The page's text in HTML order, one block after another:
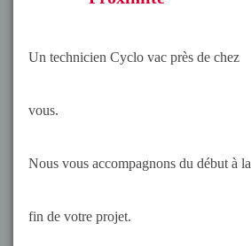
Un technicien Cyclo vac près de chez
vous.
Nous vous accompagnons du début à la
fin de votre projet.